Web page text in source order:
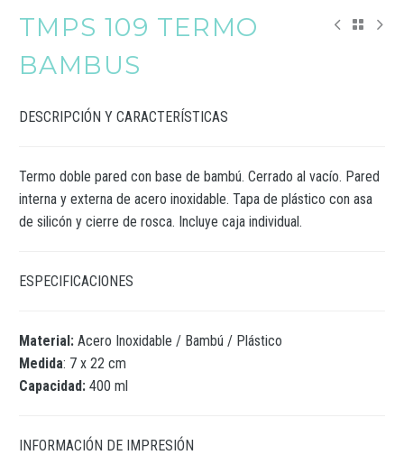
TMPS 109 TERMO
BAMBUS
DESCRIPCIÓN Y CARACTERÍSTICAS
Termo doble pared con base de bambú. Cerrado al vacío. Pared
interna y externa de acero inoxidable. Tapa de plástico con asa
de silicón y cierre de rosca. Incluye caja individual.
ESPECIFICACIONES
Material: Acero Inoxidable / Bambú / Plástico
Medida: 7 x 22 cm
Capacidad: 400 ml
INFORMACIÓN DE IMPRESIÓN